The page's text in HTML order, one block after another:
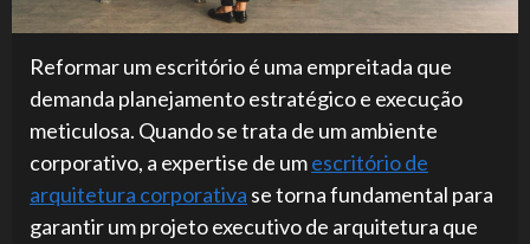
Reformar um escritório é uma empreitada que
demanda planejamento estratégico e execução
meticulosa. Quando se trata de um ambiente
corporativo, a expertise de umescritório de
arquitetura corporativa se torna fundamental para
garantir um projeto executivo de arquitetura que